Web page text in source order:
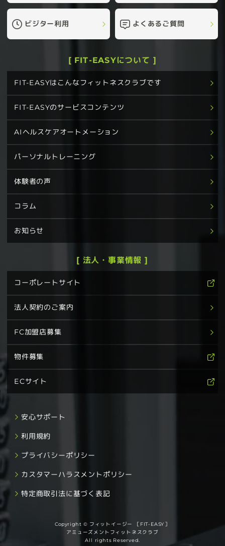
ビジター利用 よくあるご質問
[ FIT-EASYについて ]
FIT-EASYはこんなフィットネスクラブです
FIT-EASYのサービスコンテンツ
AIヘルスケアオートメーション
パーソナルトレーニング
体験者の声
コラム
お知らせ
[ 法人・事業情報 ]
コーポレートサイト
法人契約のご案内
FC加盟店募集
物件募集
ECサイト
安心サポート
利用規約
プライバシーポリシー
カスタマーハラスメントポリシー
特定商取引法に基づく表記
Copyright © フィットイージー ［FIT-EASY］
アミューズメントフィットネスクラブ
All rights Reserved.